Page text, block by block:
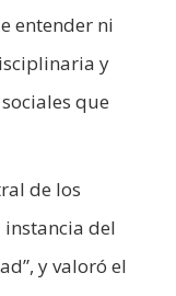
entender ni
y
que
de los
del
y valoró el